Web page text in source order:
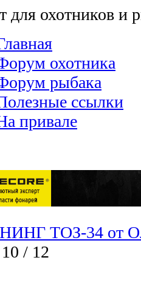
для охотников и
охотника
рыбака
ссылки
привале
ТОЗ-34 от
/ 12